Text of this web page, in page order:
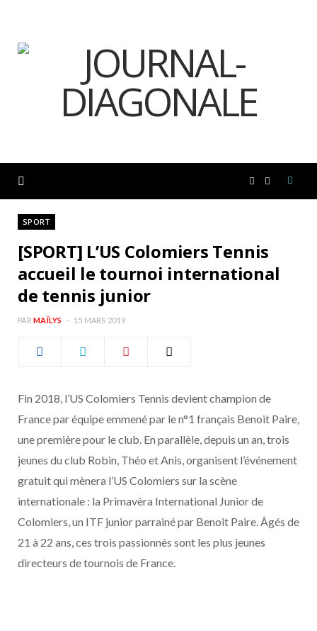
o r
SPORT
[SPORT] L’US Colomiers Tennis
accueil le tournoi international
de tennis junior
PAR MAÏLYS 15 MARS 2019
Fin 2018, l’US Colomiers Tennis devient champion de
France par équipe emmené par le n°1 français Benoit Paire,
une première pour le club. En parallèle, depuis un an, trois
jeunes du club Robin, Théo et Anis, organisent l’événement
gratuit qui mènera l’US Colomiers sur la scène
internationale : la Primavèra International Junior de
Colomiers, un ITF junior parrainé par Benoit Paire. Âgés de
21 à 22 ans, ces trois passionnés sont les plus jeunes
directeurs de tournois de France.